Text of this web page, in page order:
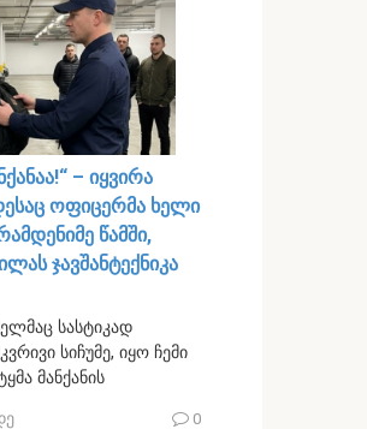
– იყვირა
ოფიცერმა ხელი
წამში,
ჯავშანტექნიკა
სასტიკად
სიჩუმე, იყო ჩემი
მანქანის
0